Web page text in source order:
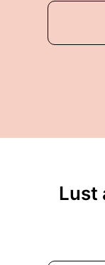
Lust